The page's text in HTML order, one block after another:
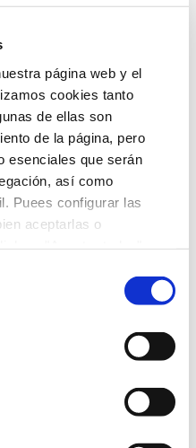
página web y el
cookies tanto
de ellas son
de la página, pero
esenciales que serán
así como
Puees configurar las
aceptarlas o
renuevan su
juntos
saludable: Recetas
de la casa